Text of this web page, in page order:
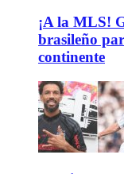
¡A la MLS!
brasileño
continente